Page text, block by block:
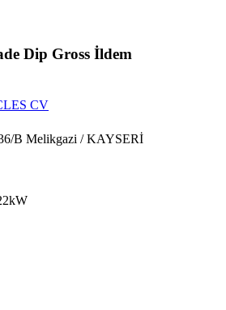
Dip Gross İldem
CV
B Melikgazi / KAYSERİ